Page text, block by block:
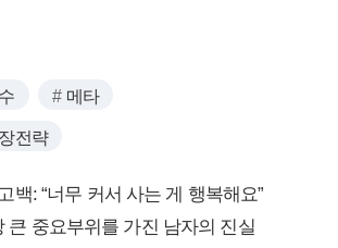
메타
전략
백: “너무 커서 사는 게 행복해요”
큰 중요부위를 가진 남자의 진실